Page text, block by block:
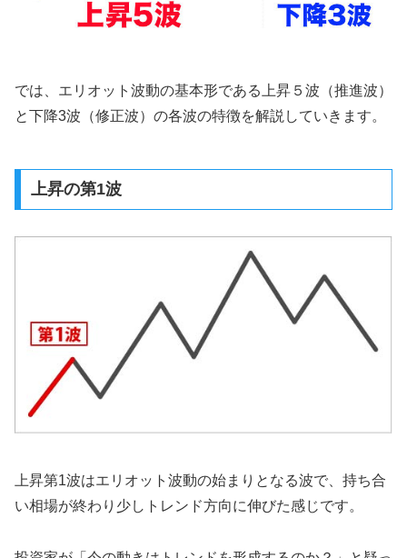
では、エリオット波動の基本形である上昇５波（推進波）
と下降3波（修正波）の各波の特徴を解説していきます。
上昇の第1波
上昇第1波はエリオット波動の始まりとなる波で、持ち合
い相場が終わり少しトレンド方向に伸びた感じです。